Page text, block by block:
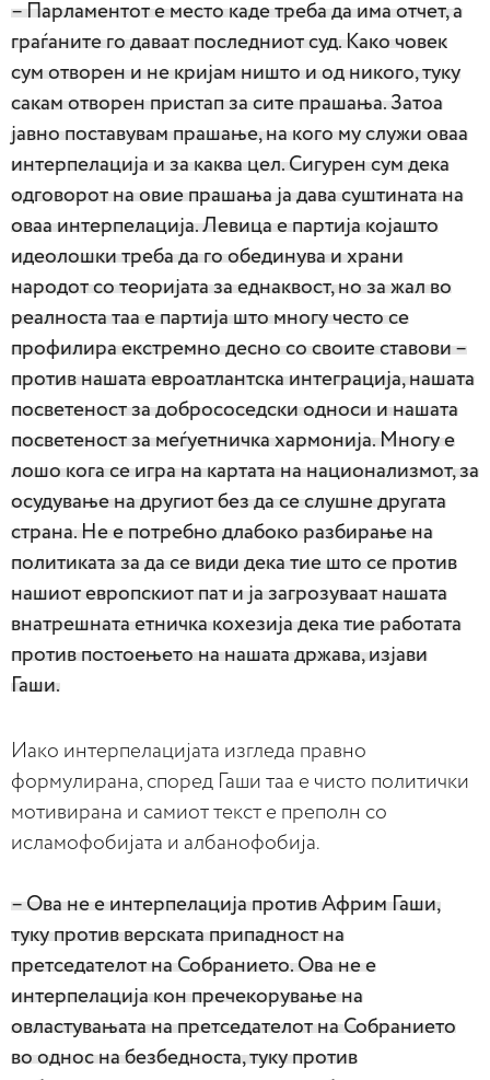
– Парламентот е место каде треба да има отчет, а
граѓаните го даваат последниот суд. Како човек
сум отворен и не кријам ништо и од никого, туку
сакам отворен пристап за сите прашања. Затоа
јавно поставувам прашање, на кого му служи оваа
интерпелација и за каква цел. Сигурен сум дека
одговорот на овие прашања ја дава суштината на
оваа интерпелација. Левица е партија којашто
идеолошки треба да го обединува и храни
народот со теоријата за еднаквост, но за жал во
реалноста таа е партија што многу често се
профилира екстремно десно со своите ставови –
против нашата евроатлантска интеграција, нашата
посветеност за добрососедски односи и нашата
посветеност за меѓуетничка хармонија. Многу е
лошо кога се игра на картата на национализмот, за
осудување на другиот без да се слушне другата
страна. Не е потребно длабоко разбирање на
политиката за да се види дека тие што се против
нашиот европскиот пат и ја загрозуваат нашата
внатрешната етничка кохезија дека тие работата
против постоењето на нашата држава, изјави
Гаши.
Иако интерпелацијата изгледа правно
формулирана, според Гаши таа е чисто политички
мотивирана и самиот текст е преполн со
исламофобијата и албанофобија.
– Ова не е интерпелација против Африм Гаши,
туку против верската припадност на
претседателот на Собранието. Ова не е
интерпелација кон пречекорување на
овластувањата на претседателот на Собранието
во однос на безбедноста, туку против